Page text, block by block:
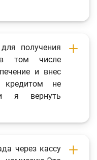
получения
в том числе
и внес
кредитом не
я вернуть
через кассу